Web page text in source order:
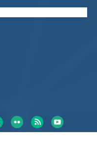
– Cejusc 1º e 2º
de